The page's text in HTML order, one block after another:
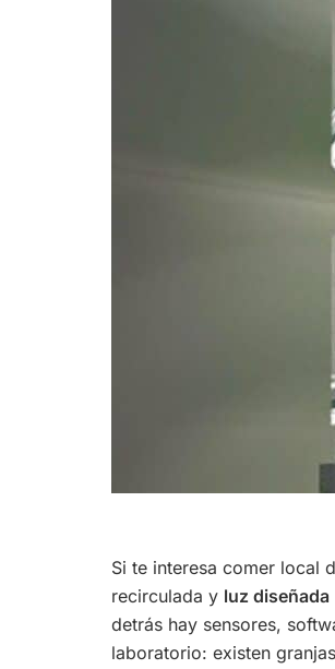
Si te interesa comer local
recirculada y luz diseñada
detrás hay sensores,
laboratorio: existen